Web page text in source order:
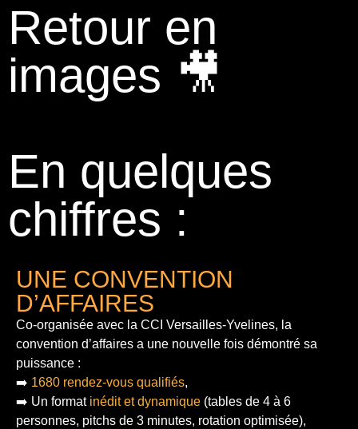
Retour en
images 🎥
En quelques
chiffres :
UNE CONVENTION
D’AFFAIRES
Co-organisée avec la CCI Versailles-Yvelines, la
convention d’affaires a une nouvelle fois démontré sa
puissance :
➡️ 1680 rendez-vous qualifiés,
➡️ Un format inédit et dynamique (tables de 4 à 6
personnes, pitchs de 3 minutes, rotation optimisée),